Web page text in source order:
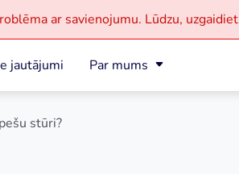
ar savienojumu. Lūdzu, uzgaidiet
jautājumi Par mums
stūri?